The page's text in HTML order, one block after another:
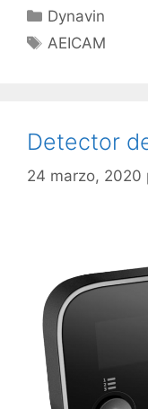
Dynavin
AEICAM
Detector
24 marzo, 2020